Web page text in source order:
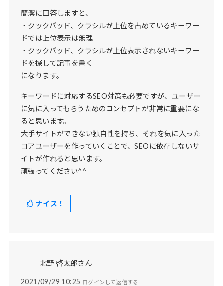
簡潔に回答しますと、
・クックパッド、クラシルが上位を占めているキーワー
ドでは上位表示は無理
・クックパッド、クラシルが上位表示されないキーワー
ドを探して記事を書く
になります。
キーワードに対応するSEO対策も必要ですが、ユーザー
に気に入ってもらうためのコンセプトが非常に重要にな
ると思います。
大手サイトができない独自性を持ち、それを気に入った
コアユーザーを作っていくことで、SEOに依存しないサ
イトが作れると思います。
頑張ってください^^
ナイス！
北野 啓太郎さん
2021/09/29 10:25 ログインして返信する